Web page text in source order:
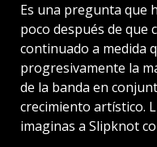
Es una pregunta que
poco después de que
continuado a medida
progresivamente la
de la banda en
crecimiento artístico.
imaginas a Slipknot